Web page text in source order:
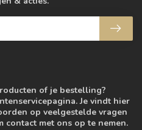
of je bestelling?
Je vindt hier
op veelgestelde vragen
contact met ons op te nemen.